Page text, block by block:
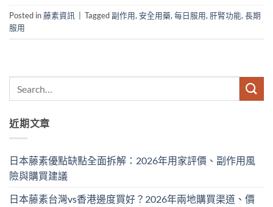
Posted in藤素資訊 Tagged副作用,安全用藥,每日服用, 肝腎功能,長期
服用
近期文章
日本藤素優點缺點全面拆解：2026年用家評價、副作用風
險與購買建議
日本藤素台灣vs香港邊度買好？2026年兩地購買渠道、價